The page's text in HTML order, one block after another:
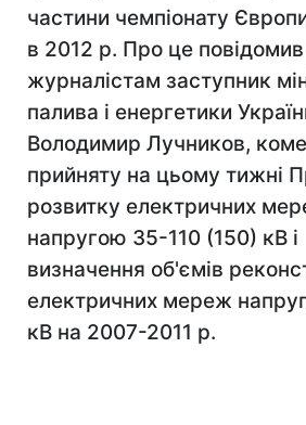
частини чемпіонату
в 2012 р. Про це повідомив
журналістам заступник
палива і енергетики
Володимир Лучников,
прийняту на цьому тижні
розвитку електричних
напругою 35-110 (150) кВ і
визначення об'ємів
електричних мереж
кВ на 2007-2011 р.